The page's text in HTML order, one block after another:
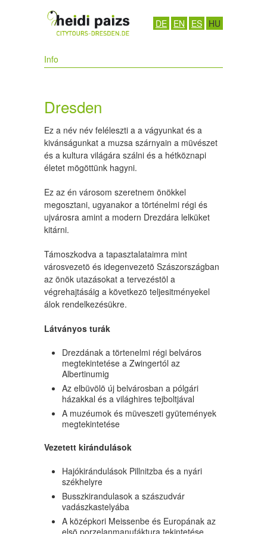
DE EN ES HU
Info
Dresden
Ez a név név feléleszti a a vágyunkat és a
kivánságunkat a muzsa szárnyain a müvészet
és a kultura világára szálni és a hétköznapi
életet mögöttünk hagyni.
Ez az én városom szeretnem önökkel
megosztani, ugyanakor a történelmi régi és
ujvárosra amint a modern Drezdára lelküket
kitárni.
Támoszkodva a tapasztalataimra mint
városvezetö és idegenvezetö Szászországban
az önök utazásokat a tervezéstöl a
végrehajtásáig a következö teljesitményekel
álok rendelkezésükre.
Látványos turák
Drezdának a törtenelmi régi belváros
megtekintetése a Zwingertól az
Albertinumig
Az elbüvölö új belvárosban a pólgári
házakkal és a világhires tejboltjával
A muzéumok és müveszeti gyütemények
megtekintetése
Vezetett kirándulások
Hajókirándulások Pillnitzba és a nyári
székhelyre
Busszkirandulasok a szászudvár
vadászkastelyába
A középkori Meissenbe és Europának az